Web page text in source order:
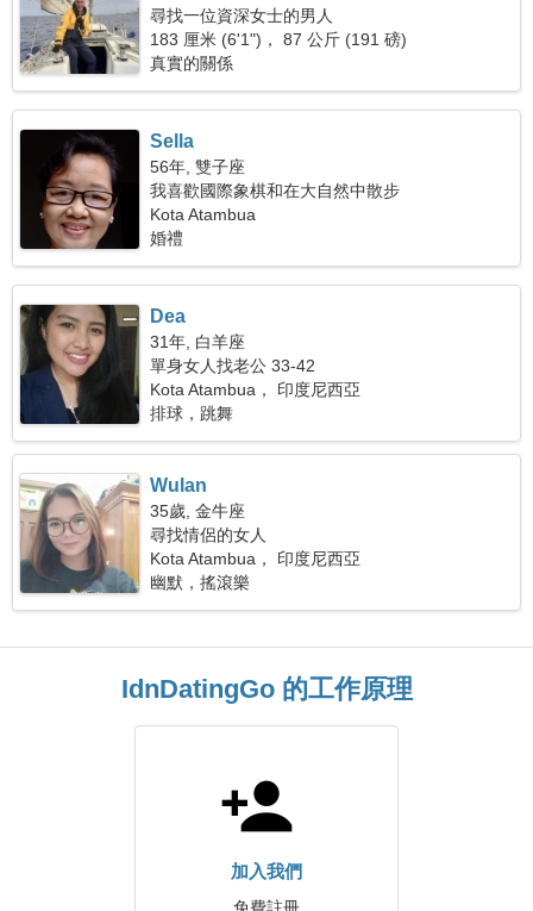
尋找一位資深女士的男人
183 厘米 (6'1")， 87 公斤 (191 磅)
真實的關係
Sella
56年, 雙子座
我喜歡國際象棋和在大自然中散步
Kota Atambua
婚禮
Dea
31年, 白羊座
單身女人找老公 33-42
Kota Atambua， 印度尼西亞
排球，跳舞
Wulan
35歲, 金牛座
尋找情侶的女人
Kota Atambua， 印度尼西亞
幽默，搖滾樂
IdnDatingGo 的工作原理
加入我們